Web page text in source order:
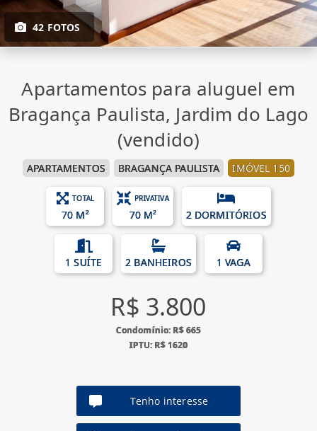
42 FOTOS
Apartamentos para aluguel em
Bragança Paulista, Jardim do Lago
(vendido)
APARTAMENTOS BRAGANÇA PAULISTA IMÓVEL 150
TOTAL
70 M²
PRIVATIVA
70 M² 2 DORMITÓRIOS
1 SUÍTE 2 BANHEIROS 1 VAGA
R$ 3.800
Condomínio: R$ 665
IPTU: R$ 1620
Tenho interesse